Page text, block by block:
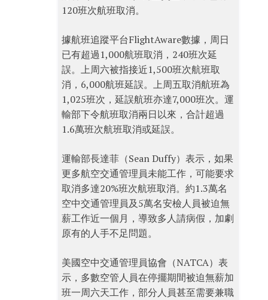
120班次航班取消。
據航班追蹤平台FlightAware數據，周日
已有超過1,000航班取消，240班次延
誤。上周六被指接近1,500班次航班取
消，6,000航班延誤。上周五取消航班為
1,025班次，延誤航班亦達7,000班次。運
輸部下令航班取消兩日以來，合計超過
1.6萬班次航班取消或延誤。
運輸部長達菲（Sean Duffy）表示，如果
更多航空交通管理員未能工作，可能要求
取消多達20%班次航班取消。約1.3萬名
空中交通管理員及5萬名安檢人員被迫無
薪工作近一個月，導致多人請病假，加劇
原有的人手不足問題。
美國空中交通管理員協會（NATCA）表
示，多數空管人員在停擺期間被迫無薪加
班一周六天工作，部分人員甚至需要兼職